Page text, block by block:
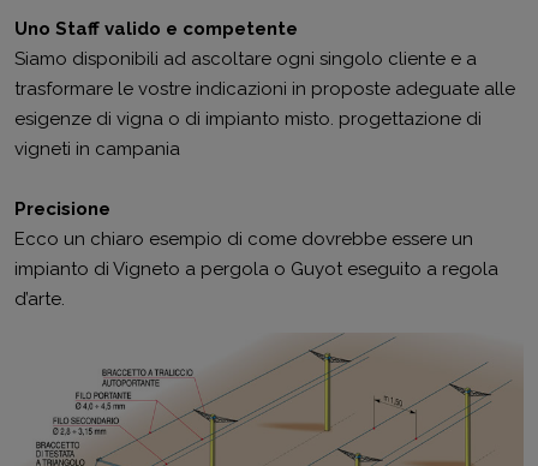
Uno Staff valido e competente
Siamo disponibili ad ascoltare ogni singolo cliente e a
trasformare le vostre indicazioni in proposte adeguate alle
esigenze di vigna o di impianto misto. progettazione di
vigneti in campania
Precisione
Ecco un chiaro esempio di come dovrebbe essere un
impianto di Vigneto a pergola o Guyot eseguito a regola
d’arte.